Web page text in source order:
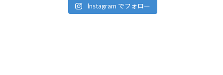
Instagram でフォロー